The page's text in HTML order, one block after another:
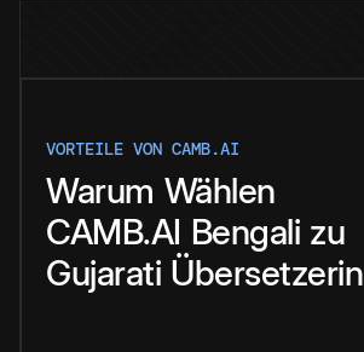
VORTEILE VON CAMB.AI
Warum Wählen
CAMB.AI Bengali zu
Gujarati Übersetzerin